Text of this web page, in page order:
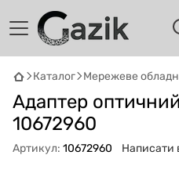
Каталог Мережеве
Адаптер
10672960
Артикул: 10672960 Написати
GAZIKAI
Онлайн · пошук техніки
підібрати вживану